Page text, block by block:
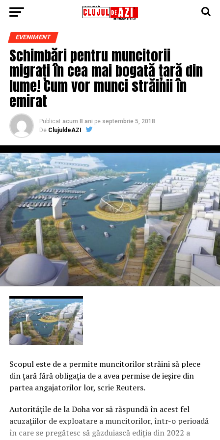
EVENIMENT
Schimbări pentru muncitorii
migrați în cea mai bogată țară din
lume! Cum vor munci străinii în
emirat
Publicat acum 8 ani pe septembrie 5, 2018
De ClujuldeAZI
Scopul este de a permite muncitorilor străini să plece
din ţară fără obligaţia de a avea permise de ieşire din
partea angajatorilor lor, scrie Reuters.
Autorităţile de la Doha vor să răspundă în acest fel
acuzaţiilor de exploatare a muncitorilor, într-o perioadă
în care se pregătesc să găzduiască ediţia din 2022 a